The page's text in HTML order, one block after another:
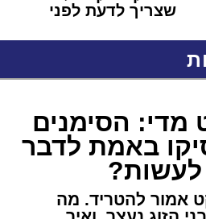
שצריך לדעת לפני
באשדוד
הסימנים
באמת לדבר
אמור להטריד. מה